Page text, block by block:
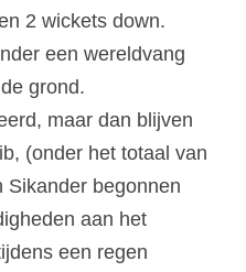
2 wickets down.
een wereldvang
grond.
maar dan blijven
(onder het totaal van
Sikander begonnen
aan het
een regen